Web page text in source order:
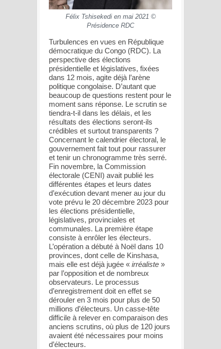
Félix Tshisekedi en mai 2021 ©
Présidence RDC
Turbulences en vues en République
démocratique du Congo (RDC). La
perspective des élections
présidentielle et législatives, fixées
dans 12 mois, agite déjà l’arène
politique congolaise. D’autant que
beaucoup de questions restent pour le
moment sans réponse. Le scrutin se
tiendra-t-il dans les délais, et les
résultats des élections seront-ils
crédibles et surtout transparents ?
Concernant le calendrier électoral, le
gouvernement fait tout pour rassurer
et tenir un chronogramme très serré.
Fin novembre, la Commission
électorale (CENI) avait publié les
différentes étapes et leurs dates
d’exécution devant mener au jour du
vote prévu le 20 décembre 2023 pour
les élections présidentielle,
législatives, provinciales et
communales. La première étape
consiste à enrôler les électeurs.
L’opération a débuté à Noël dans 10
provinces, dont celle de Kinshasa,
mais elle est déjà jugée « irréaliste »
par l’opposition et de nombreux
observateurs. Le processus
d’enregistrement doit en effet se
dérouler en 3 mois pour plus de 50
millions d’électeurs. Un casse-tête
difficile à relever en comparaison des
anciens scrutins, où plus de 120 jours
avaient été nécessaires pour moins
d’électeurs.